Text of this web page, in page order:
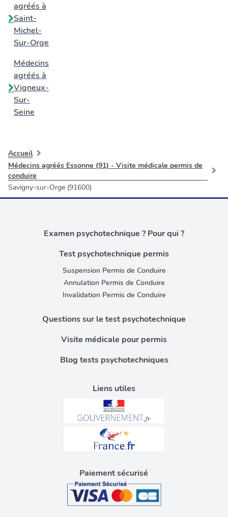
agréés à
Saint-
Michel-
Sur-Orge
Médecins
agréés à
Vigneux-
Sur-
Seine
Accueil
Médecins agréés Essonne (91) - Visite médicale permis de
conduire
Savigny-sur-Orge (91600)
Liens utiles
Examen psychotechnique ? Pour qui ?
Test psychotechnique permis
Suspension Permis de Conduire
Annulation Permis de Conduire
Invalidation Permis de Conduire
Questions sur le test psychotechnique
Visite médicale pour permis
Blog tests psychotechniques
Paiement sécurisé